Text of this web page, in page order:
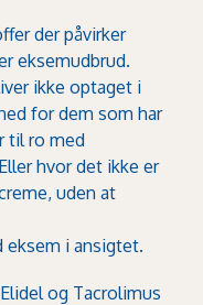
der påvirker
eksemudbrud.
ikke optaget i
for dem som har
til ro med
hvor det ikke er
uden at
eksem i ansigtet.
og Tacrolimus